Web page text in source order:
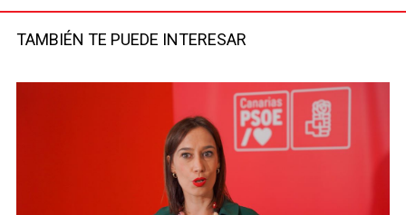
TAMBIÉN TE PUEDE INTERESAR